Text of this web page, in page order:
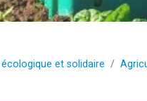
et solidaire